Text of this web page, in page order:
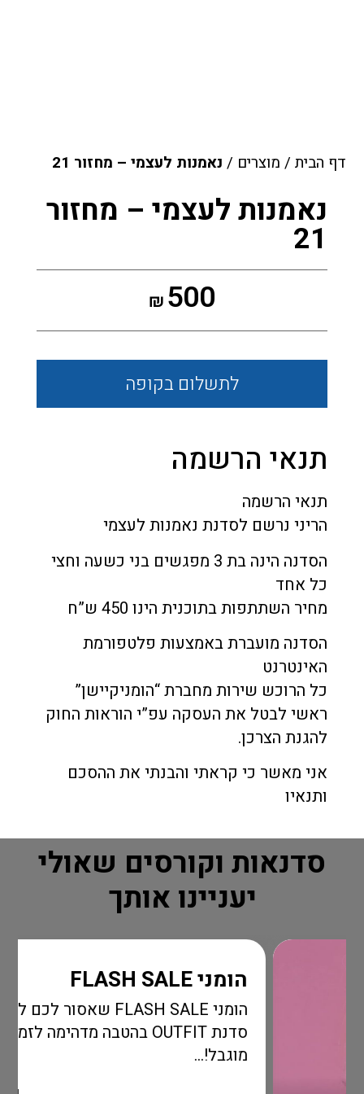
דף הבית / מוצרים / נאמנות לעצמי – מחזור 21
נאמנות לעצמי – מחזור
21
₪500
לתשלום בקופה
תנאי הרשמה
תנאי הרשמה
הריני נרשם לסדנת נאמנות לעצמי
הסדנה הינה בת 3 מפגשים בני כשעה וחצי
כל אחד
מחיר השתתפות בתוכנית הינו 450 ש”ח
הסדנה מועברת באמצעות פלטפורמת
האינטרנט
כל הרוכש שירות מחברת “הומניקיישן”
ראשי לבטל את העסקה עפ”י הוראות החוק
להגנת הצרכן.
אני מאשר כי קראתי והבנתי את ההסכם
ותנאיו
סדנאות וקורסים שאולי
יעניינו אותך
הומני FLASH SALE
הומני FLASH SALE שאסור לכם לפספס!
סדנת OUTFIT בהטבה מדהימה לזמן
מוגבל!...